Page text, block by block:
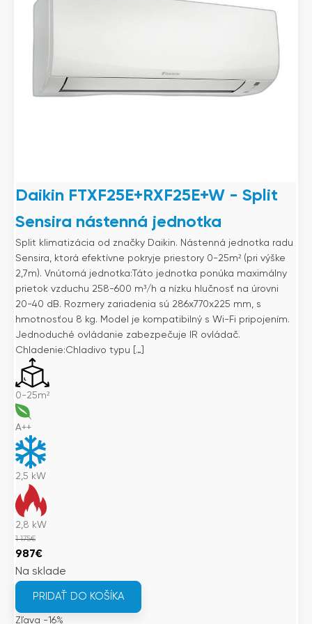
Daikin FTXF25E+RXF25E+W - Split
Sensira nástenná jednotka
Split klimatizácia od značky Daikin. Nástenná jednotka radu
Sensira, ktorá efektívne pokryje priestory 0-25m² (pri výške
2,7m). Vnútorná jednotka:Táto jednotka ponúka maximálny
prietok vzduchu 258-600 m³/h a nízku hlučnosť na úrovni
20-40 dB. Rozmery zariadenia sú 286x770x225 mm, s
hmotnosťou 8 kg. Model je kompatibilný s Wi-Fi pripojením.
Jednoduché ovládanie zabezpečuje IR ovládač.
Chladenie:Chladivo typu […]
0-25m²
A++
2,5 kW
2,8 kW
1 175€
Pôvodná
cena
bola:
1
987€Aktuálna
cena
Na sklade
PRIDAŤ DO KOŠÍKA
Zľava -16%